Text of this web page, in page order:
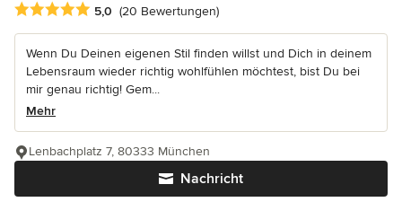
Durchschnittliche Bewertung: 5 von 5 Sternen
5,0 (20 Bewertungen)
Wenn Du Deinen eigenen Stil finden willst und Dich in deinem
Lebensraum wieder richtig wohlfühlen möchtest, bist Du bei
mir genau richtig! Gem...
Mehr
Nachricht
Lenbachplatz 7, 80333 München